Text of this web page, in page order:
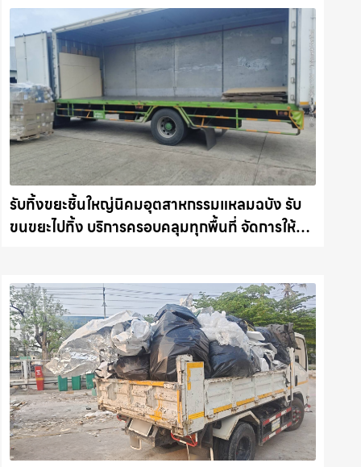
รับทิ้งขยะชิ้นใหญ่นิคมอุตสาหกรรมแหลมฉบัง รับ
ขนขยะไปทิ้ง บริการครอบคลุมทุกพื้นที่ จัดการให้